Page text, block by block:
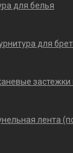
для белья
для
лента